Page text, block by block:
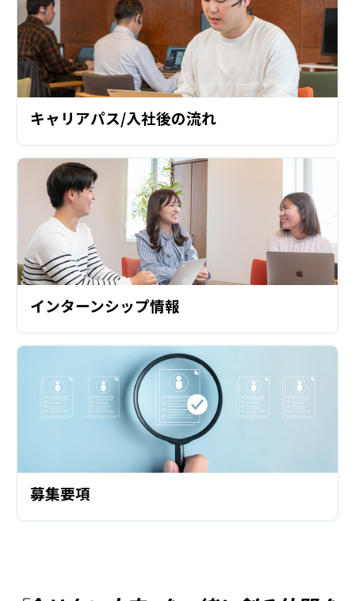
キャリアパス/入社後の流れ
インターンシップ情報
募集要項